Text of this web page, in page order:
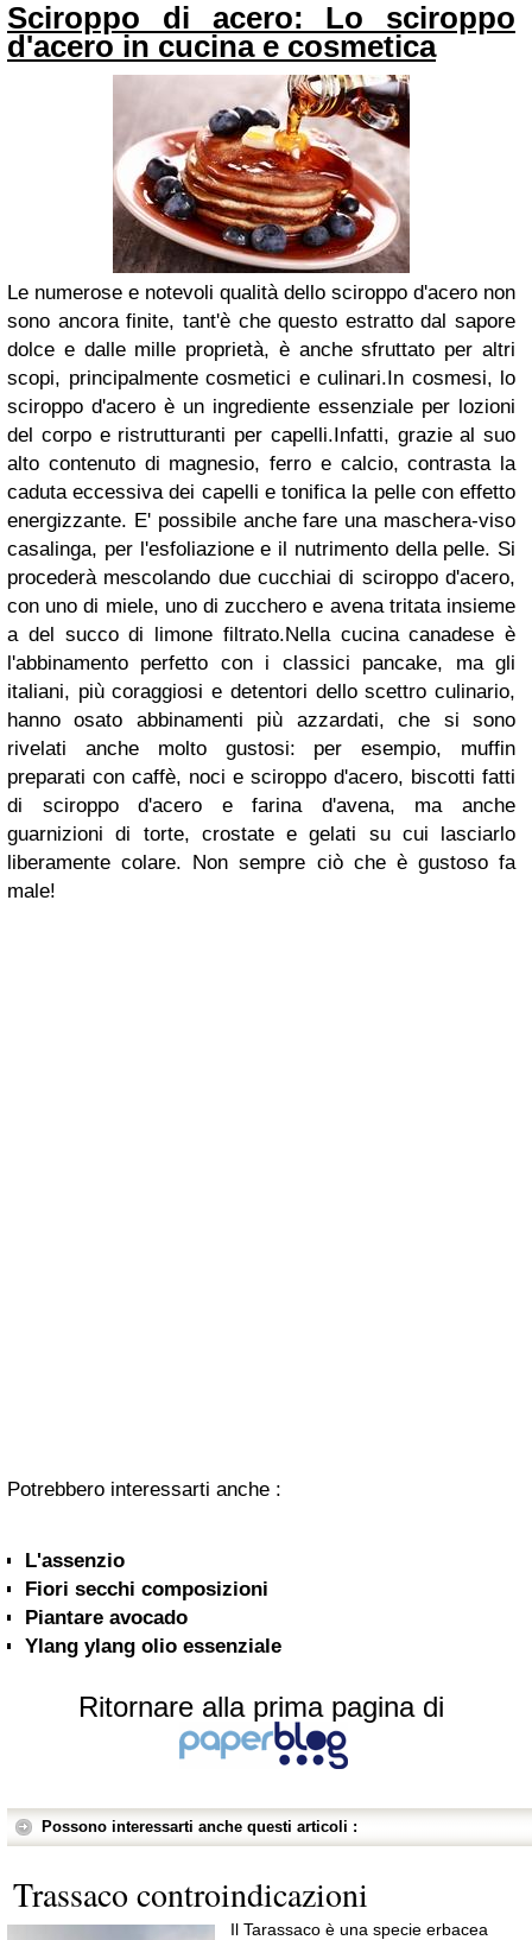
Sciroppo di acero: Lo sciroppo
d'acero in cucina e cosmetica
Le numerose e notevoli qualità dello sciroppo d'acero non
sono ancora finite, tant'è che questo estratto dal sapore
dolce e dalle mille proprietà, è anche sfruttato per altri
scopi, principalmente cosmetici e culinari.In cosmesi, lo
sciroppo d'acero è un ingrediente essenziale per lozioni
del corpo e ristrutturanti per capelli.Infatti, grazie al suo
alto contenuto di magnesio, ferro e calcio, contrasta la
caduta eccessiva dei capelli e tonifica la pelle con effetto
energizzante. E' possibile anche fare una maschera-viso
casalinga, per l'esfoliazione e il nutrimento della pelle. Si
procederà mescolando due cucchiai di sciroppo d'acero,
con uno di miele, uno di zucchero e avena tritata insieme
a del succo di limone filtrato.Nella cucina canadese è
l'abbinamento perfetto con i classici pancake, ma gli
italiani, più coraggiosi e detentori dello scettro culinario,
hanno osato abbinamenti più azzardati, che si sono
rivelati anche molto gustosi: per esempio, muffin
preparati con caffè, noci e sciroppo d'acero, biscotti fatti
di sciroppo d'acero e farina d'avena, ma anche
guarnizioni di torte, crostate e gelati su cui lasciarlo
liberamente colare. Non sempre ciò che è gustoso fa
male!
Potrebbero interessarti anche :
L'assenzio
Fiori secchi composizioni
Piantare avocado
Ylang ylang olio essenziale
Ritornare alla prima pagina di
Possono interessarti anche questi articoli :
Trassaco controindicazioni
Il Tarassaco è una specie erbacea